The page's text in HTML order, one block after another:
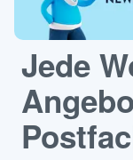
Jede